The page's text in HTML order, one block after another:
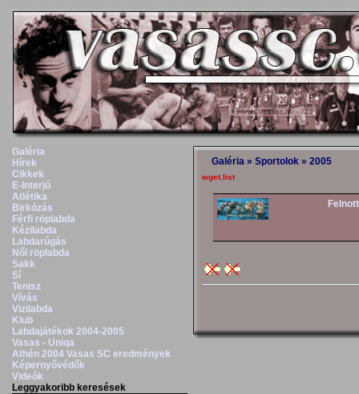
Galéria
Hírek
Cikkek
E-Interjú
Atlétika
Birkózás
Férfi röplabda
Kézilabda
Labdarúgás
Női röplabda
Sakk
Sí
Tenisz
Vívás
Vizilabda
Klub
Labdajátékok 2004-2005
Vasas - Uniqa
Athén 2004 Vasas SC eredmények
Képernyővédők
Videók
Leggyakoribb keresések
Galéria » Sportolok » 2005
wget.list
Felnott